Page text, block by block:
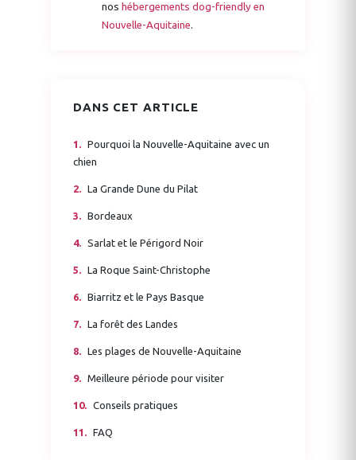
nos hébergements dog-friendly en
Nouvelle-Aquitaine.
DANS CET ARTICLE
Pourquoi la Nouvelle-Aquitaine avec un
chien
La Grande Dune du Pilat
Bordeaux
Sarlat et le Périgord Noir
La Roque Saint-Christophe
Biarritz et le Pays Basque
La forêt des Landes
Les plages de Nouvelle-Aquitaine
Meilleure période pour visiter
Conseils pratiques
FAQ